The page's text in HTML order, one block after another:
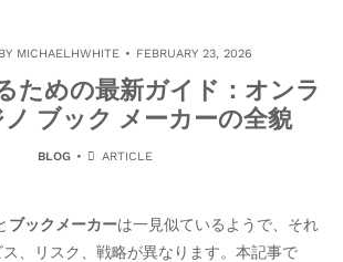
MICHAELHWHITE FEBRUARY 23, 2026
ための最新ガイド：オンラ
ブック メーカーの全貌
BLOG ARTICLE
ブックメーカーは一見似ているようで、それ
、リスク、戦略が異なります。本記事で